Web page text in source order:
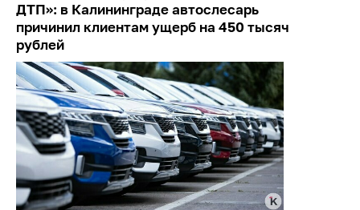
ДТП»: в Калининграде автослесарь
причинил клиентам ущерб на 450 тысяч
рублей